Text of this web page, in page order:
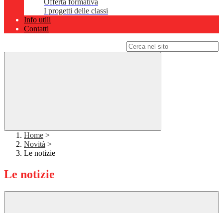
Offerta formativa
I progetti delle classi
Info utili
Contatti
Home >
Novità >
Le notizie
Le notizie